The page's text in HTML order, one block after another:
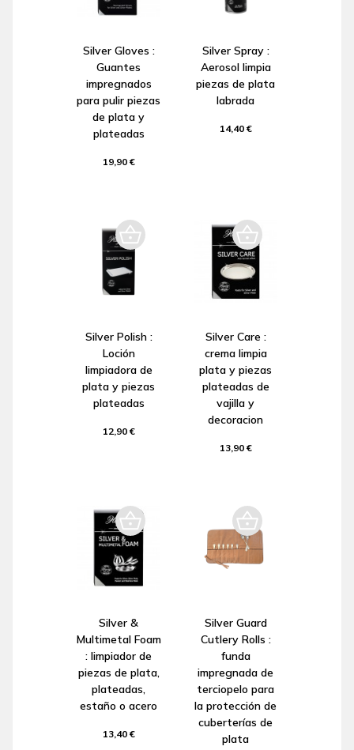
Silver Gloves :
Guantes
impregnados
para pulir piezas
de plata y
plateadas
19,90 €
Silver Spray :
Aerosol limpia
piezas de plata
labrada
14,40 €
Silver Polish :
Loción
limpiadora de
plata y piezas
plateadas
12,90 €
Silver Care :
crema limpia
plata y piezas
plateadas de
vajilla y
decoracion
13,90 €
Silver &
Multimetal Foam
: limpiador de
piezas de plata,
plateadas,
estaño o acero
13,40 €
Silver Guard
Cutlery Rolls :
funda
impregnada de
terciopelo para
la protección de
cuberterías de
plata